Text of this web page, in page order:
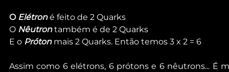
O Elétron é feito de 2 Quarks
O Nêutron também é de 2 Quarks
E o Próton mais 2 Quarks. Então temos 3 x 2 = 6
Assim como 6 elétrons, 6 prótons e 6 nêutrons... É